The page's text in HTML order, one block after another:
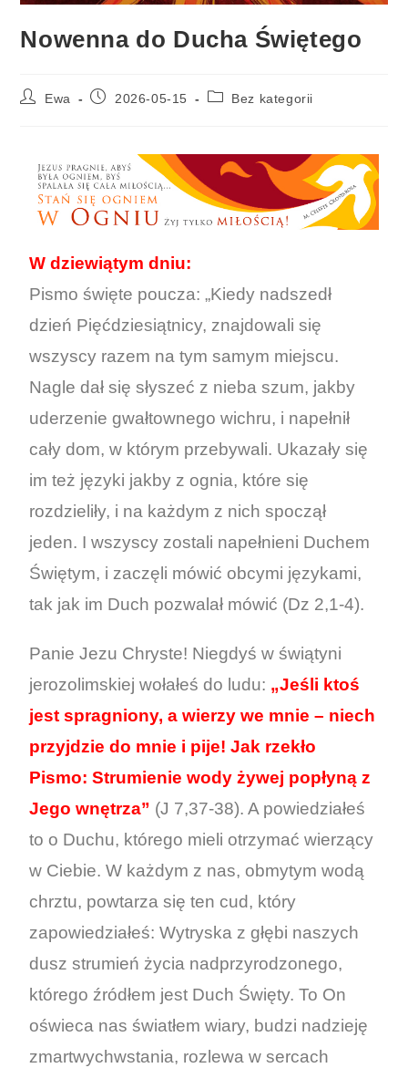
Nowenna do Ducha Świętego
Ewa 2026-05-15 Bez kategorii
W dziewiątym dniu:
Pismo święte poucza: „Kiedy nadszedł
dzień Pięćdziesiątnicy, znajdowali się
wszyscy razem na tym samym miejscu.
Nagle dał się słyszeć z nieba szum, jakby
uderzenie gwałtownego wichru, i napełnił
cały dom, w którym przebywali. Ukazały się
im też języki jakby z ognia, które się
rozdzieliły, i na każdym z nich spoczął
jeden. I wszyscy zostali napełnieni Duchem
Świętym, i zaczęli mówić obcymi językami,
tak jak im Duch pozwalał mówić (Dz 2,1-4).
Panie Jezu Chryste! Niegdyś w świątyni
jerozolimskiej wołałeś do ludu: „Jeśli ktoś
jest spragniony, a wierzy we mnie – niech
przyjdzie do mnie i pije! Jak rzekło
Pismo: Strumienie wody żywej popłyną z
Jego wnętrza” (J 7,37-38). A powiedziałeś
to o Duchu, którego mieli otrzymać wierzący
w Ciebie. W każdym z nas, obmytym wodą
chrztu, powtarza się ten cud, który
zapowiedziałeś: Wytryska z głębi naszych
dusz strumień życia nadprzyrodzonego,
którego źródłem jest Duch Święty. To On
oświeca nas światłem wiary, budzi nadzieję
zmartwychwstania, rozlewa w sercach